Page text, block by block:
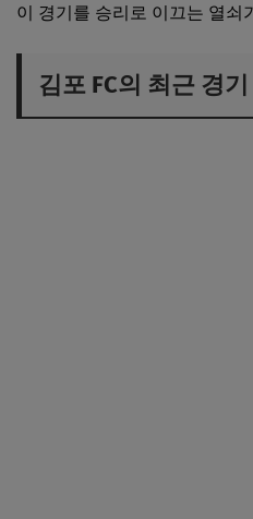
이 경기를 승리로 이끄는 열쇠
김포 FC의 최근 경